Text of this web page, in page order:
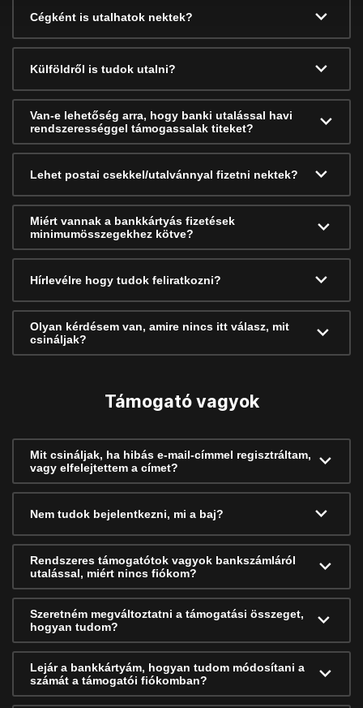
Cégként is utalhatok nektek?
Külföldről is tudok utalni?
Van-e lehetőség arra, hogy banki utalással havi
rendszerességgel támogassalak titeket?
Lehet postai csekkel/utalvánnyal fizetni nektek?
Miért vannak a bankkártyás fizetések
minimumösszegekhez kötve?
Hírlevélre hogy tudok feliratkozni?
Olyan kérdésem van, amire nincs itt válasz, mit
csináljak?
Támogató vagyok
Mit csináljak, ha hibás e-mail-címmel regisztráltam,
vagy elfelejtettem a címet?
Nem tudok bejelentkezni, mi a baj?
Rendszeres támogatótok vagyok bankszámláról
utalással, miért nincs fiókom?
Szeretném megváltoztatni a támogatási összeget,
hogyan tudom?
Lejár a bankkártyám, hogyan tudom módosítani a
számát a támogatói fiókomban?